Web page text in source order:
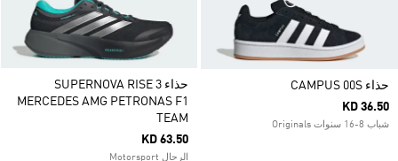
حذاء CAMPUS 00S
KD 36.50
شباب 8-16 سنوات Originals
حذاء SUPERNOVA RISE 3
MERCEDES AMG PETRONAS F1
TEAM
KD 63.50
الرجال Motorsport